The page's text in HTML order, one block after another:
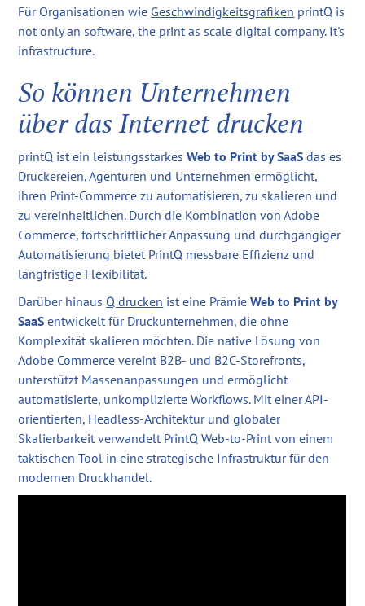
Für Organisationen wie Geschwindigkeitsgrafiken printQ is
not only an software, the print as scale digital company. It's
infrastructure.
So können Unternehmen
über das Internet drucken
printQ ist ein leistungsstarkesWeb to Print by SaaS das es
Druckereien, Agenturen und Unternehmen ermöglicht,
ihren Print-Commerce zu automatisieren, zu skalieren und
zu vereinheitlichen. Durch die Kombination von Adobe
Commerce, fortschrittlicher Anpassung und durchgängiger
Automatisierung bietet PrintQ messbare Effizienz und
langfristige Flexibilität.
Darüber hinaus Q drucken ist eine PrämieWeb to Print by
SaaS entwickelt für Druckunternehmen, die ohne
Komplexität skalieren möchten. Die native Lösung von
Adobe Commerce vereint B2B- und B2C-Storefronts,
unterstützt Massenanpassungen und ermöglicht
automatisierte, unkomplizierte Workflows. Mit einer API-
orientierten, Headless-Architektur und globaler
Skalierbarkeit verwandelt PrintQ Web-to-Print von einem
taktischen Tool in eine strategische Infrastruktur für den
modernen Druckhandel.